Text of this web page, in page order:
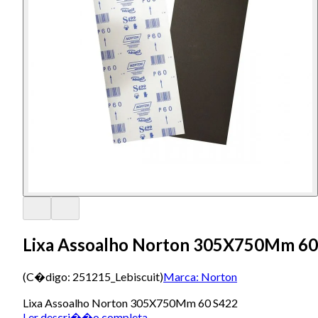
Lixa Assoalho Norton 305X750Mm
(C�digo: 251215_Lebiscuit)Marca: Norton
Lixa Assoalho Norton 305X750Mm 60 S422